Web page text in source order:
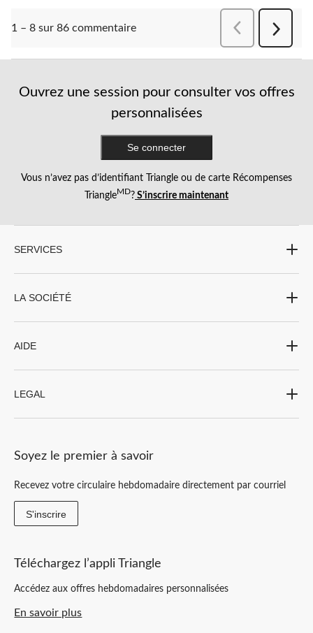
1 – 8 sur 86 commentaire
Suivant
Ouvrez une session pour consulter vos offres
personnalisées
Se connecter
Vous n’avez pas d’identifiant Triangle ou de carte Récompenses
TriangleMD? S’inscrire maintenant
SERVICES
LA SOCIÉTÉ
AIDE
LEGAL
Soyez le premier à savoir
Recevez votre circulaire hebdomadaire directement par courriel
S'inscrire
Téléchargez l’appli Triangle
Accédez aux offres hebdomadaires personnalisées
En savoir plus